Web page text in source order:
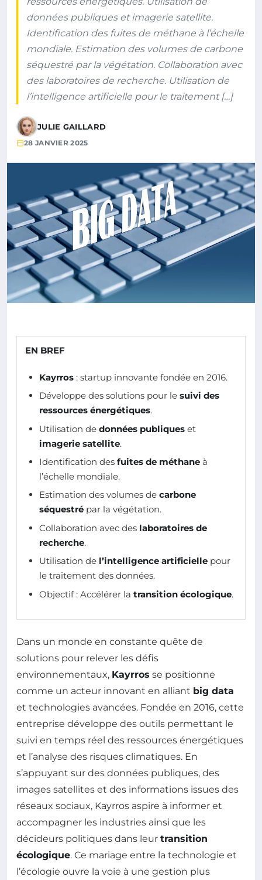
données publiques et imagerie satellite.
Identification des fuites de méthane à l’échelle
mondiale. Estimation des volumes de carbone
séquestré par la végétation. Collaboration avec
des laboratoires de recherche. Utilisation de
l’intelligence artificielle pour le traitement […]
JULIE GAILLARD
28 JANVIER 2025
EN BREF
Kayrros : startup innovante fondée en 2016.
Développe des solutions pour le suivi des
ressources énergétiques.
Utilisation de données publiques et
imagerie satellite.
Identification des fuites de méthane à
l’échelle mondiale.
Estimation des volumes de carbone
séquestré par la végétation.
Collaboration avec des laboratoires de
recherche.
Utilisation de l’intelligence artificielle pour
le traitement des données.
Objectif : Accélérer la transition écologique.
Dans un monde en constante quête de
solutions pour relever les défis
environnementaux, Kayrros se positionne
comme un acteur innovant en alliant big data
et technologies avancées. Fondée en 2016, cette
entreprise développe des outils permettant le
suivi en temps réel des ressources énergétiques
et l’analyse des risques climatiques. En
s’appuyant sur des données publiques, des
images satellites et des informations issues des
réseaux sociaux, Kayrros aspire à informer et
accompagner les industries ainsi que les
décideurs politiques dans leur transition
écologique. Ce mariage entre la technologie et
l’écologie ouvre la voie à une gestion plus